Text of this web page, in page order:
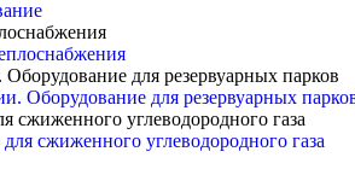
для резервуарных парков
углеводородного газа